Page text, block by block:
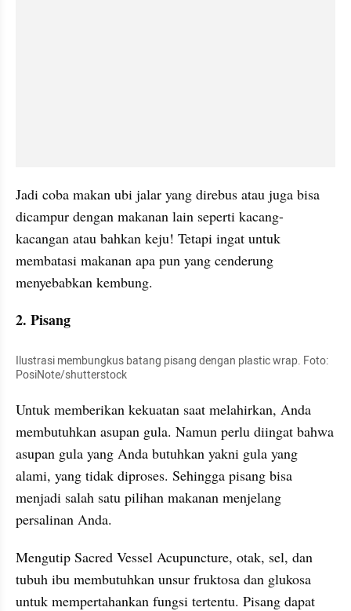
Jadi coba makan ubi jalar yang direbus atau juga bisa
dicampur dengan makanan lain seperti kacang-
kacangan atau bahkan keju! Tetapi ingat untuk
membatasi makanan apa pun yang cenderung
menyebabkan kembung.
2. Pisang
Ilustrasi membungkus batang pisang dengan plastic wrap. Foto:
PosiNote/shutterstock
Untuk memberikan kekuatan saat melahirkan, Anda
membutuhkan asupan gula. Namun perlu diingat bahwa
asupan gula yang Anda butuhkan yakni gula yang
alami, yang tidak diproses. Sehingga pisang bisa
menjadi salah satu pilihan makanan menjelang
persalinan Anda.
Mengutip Sacred Vessel Acupuncture, otak, sel, dan
tubuh ibu membutuhkan unsur fruktosa dan glukosa
untuk mempertahankan fungsi tertentu. Pisang dapat